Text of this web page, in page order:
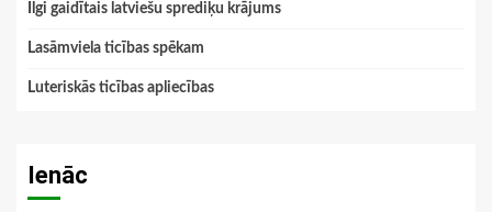
Ilgi gaidītais latviešu sprediķu krājums
Lasāmviela ticības spēkam
Luteriskās ticības apliecības
Ienāc